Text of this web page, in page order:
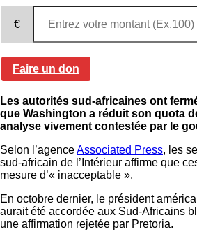
€
Faire un don
Les autorités sud-africaines ont
que Washington a réduit son quota
analyse vivement contestée par le
Selon l’agenceAssociated Press, les
sud-africain de l’Intérieur affirme que
mesure d’« inacceptable ».
En octobre dernier, le président
aurait été accordée aux Sud-Africains
une affirmation rejetée par Pretoria.